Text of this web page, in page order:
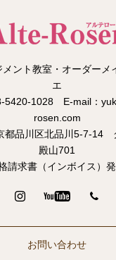
ント教室・オーダーメ
エ
5420-1028 E-mail：
rosen.com
品川区北品川5-7-14
殿山701
請求書（インボイス）発
お問い合わせ